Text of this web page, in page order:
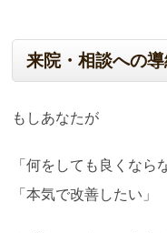
来院・相談への
もしあなたが
「何をしても良くなら
「本気で改善したい」